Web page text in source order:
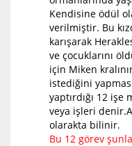
Kendisine ödül
verilmiştir. Bu
karışarak
ve çocuklarını
için Miken
istediğini
yaptırdığı 12
veya işleri
olarakta bilinir.
Bu 12 görev